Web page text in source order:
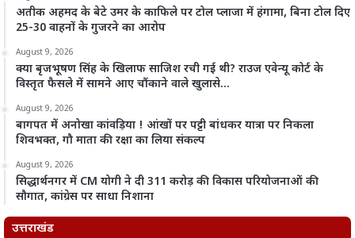
अतीक अहमद के बेटे उमर के काफिले पर टोल प्लाजा में हंगामा, बिना टोल दिए
25-30 वाहनों के गुजरने का आरोप
August 9, 2026
क्या बृजभूषण सिंह के खिलाफ साजिश रची गई थी? राउज एवेन्यू कोर्ट के
विस्तृत फैसले में सामने आए चौंकाने वाले खुलासे…
August 9, 2026
बागपत में अनोखा कांवड़िया ! आंखों पर पट्टी बांधकर यात्रा पर निकला
शिवभक्त, गौ माता की रक्षा का लिया संकल्प
August 9, 2026
सिद्धार्थनगर में CM योगी ने दी 311 करोड़ की विकास परियोजनाओं की
सौगात, कांग्रेस पर साधा निशाना
उत्तराखंड